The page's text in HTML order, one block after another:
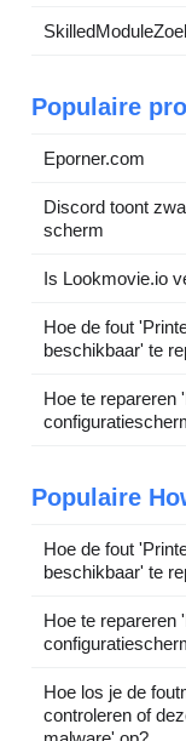
Populaire
Eporner.com
Discord toont
scherm
Is Lookmovie.io
Hoe de fout
beschikbaar' te
Hoe te repareren
Populaire
Hoe de fout
beschikbaar' te
Hoe te repareren
Hoe los je de
controleren of